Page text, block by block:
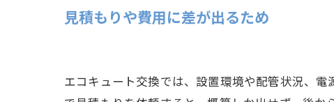
見積もりや費用に差が出るため
エコキュート交換では、設置環境や配管状況、